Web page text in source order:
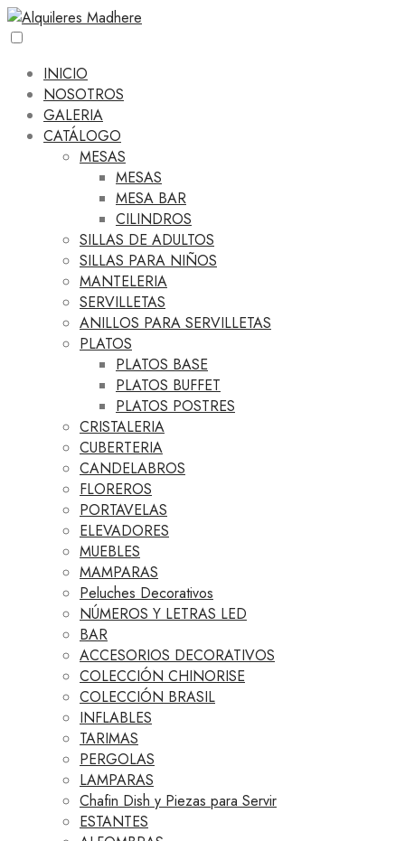
INICIO
NOSOTROS
GALERIA
CATÁLOGO
MESAS
MESAS
MESA BAR
CILINDROS
SILLAS DE ADULTOS
SILLAS PARA NIÑOS
MANTELERIA
SERVILLETAS
ANILLOS PARA SERVILLETAS
PLATOS
PLATOS BASE
PLATOS BUFFET
PLATOS POSTRES
CRISTALERIA
CUBERTERIA
CANDELABROS
FLOREROS
PORTAVELAS
ELEVADORES
MUEBLES
MAMPARAS
Peluches Decorativos
NÚMEROS Y LETRAS LED
BAR
ACCESORIOS DECORATIVOS
COLECCIÓN CHINORISE
COLECCIÓN BRASIL
INFLABLES
TARIMAS
PERGOLAS
LAMPARAS
Chafin Dish y Piezas para Servir
ESTANTES